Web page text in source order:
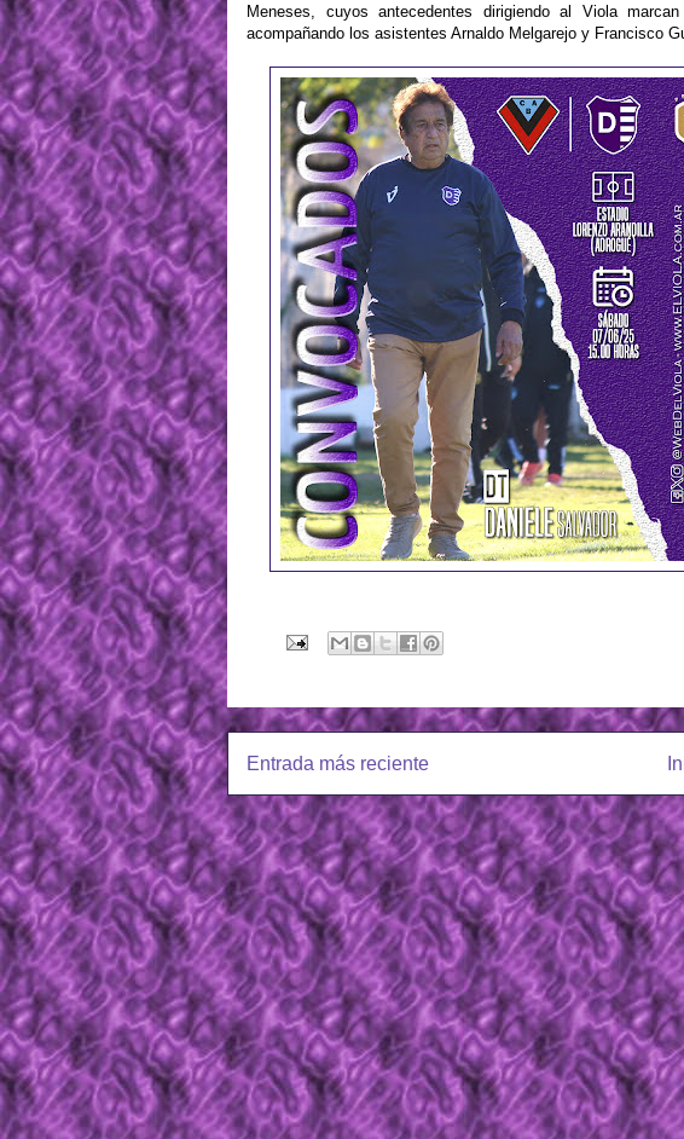
Meneses, cuyos antecedentes dirigiendo al Viola
acompañando los asistentes Arnaldo Melgarejo y Francisco
Entrada más reciente